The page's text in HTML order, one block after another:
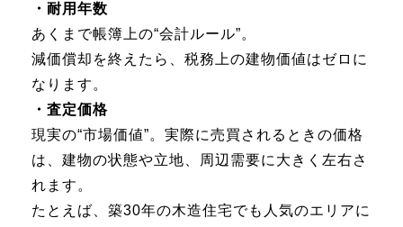
・耐用年数
あくまで帳簿上の“会計ルール”。
減価償却を終えたら、税務上の建物価値はゼロに
なります。
・査定価格
現実の“市場価値”。実際に売買されるときの価格
は、建物の状態や立地、周辺需要に大きく左右さ
れます。
たとえば、築30年の木造住宅でも人気のエリアに